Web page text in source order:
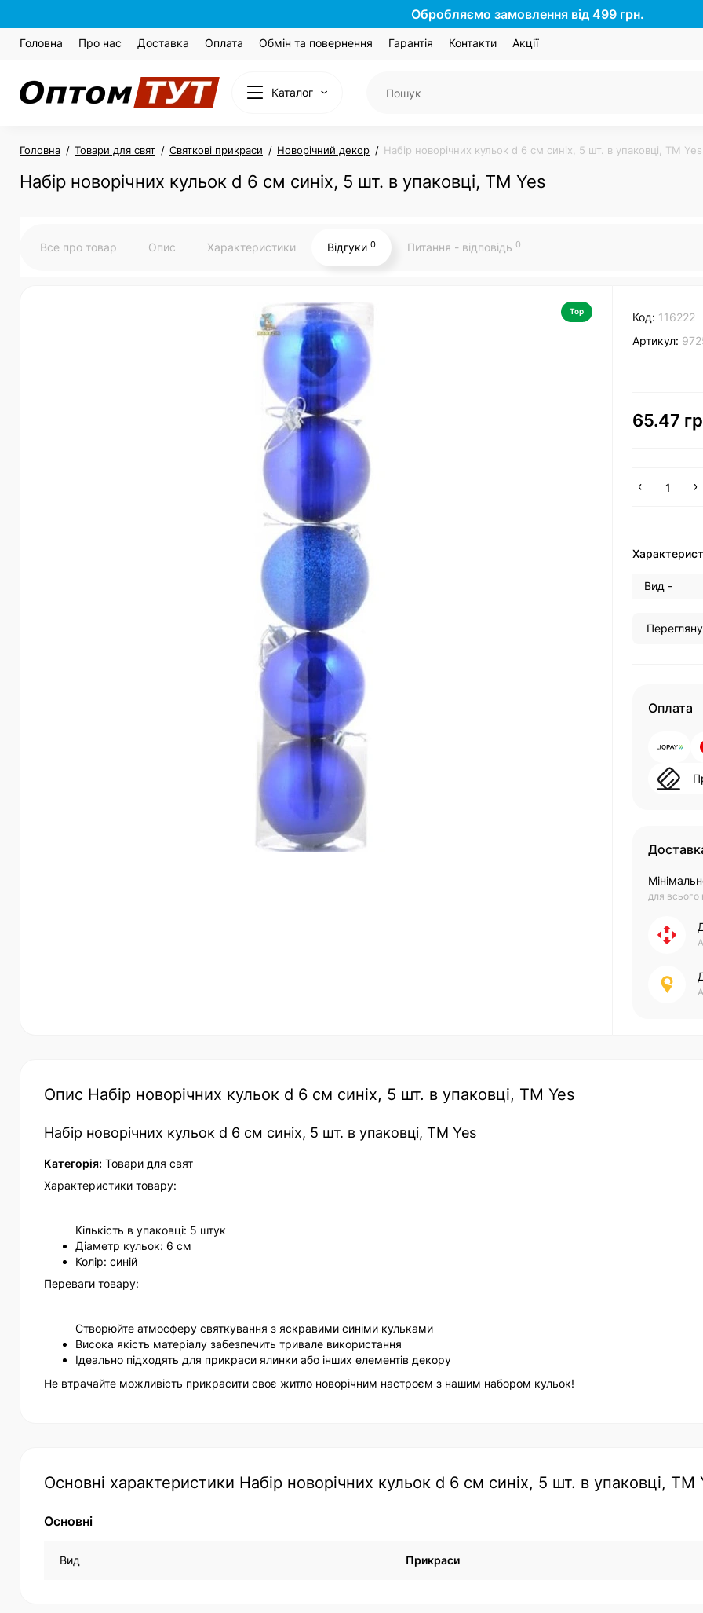
Обробляємо замовлення від 499 грн.
Головна Про нас Доставка Оплата Обмін та повернення Гарантія Контакти Акції
Каталог
Головна Товари для свят Святкові прикраси Новорічний декор Набір новорічних кульок d 6 cм синіх, 5 шт. в упаковці, ТМ Yes
Набір новорічних кульок d 6 cм синіх, 5 шт. в упаковці, ТМ Yes
Все про товар Опис Характеристики Відгуки 0 Питання - відповідь 0
Top Код: 116222
Артикул:
65.47
Вид -
Оплата
для всього
Опис Набір новорічних кульок d 6 cм синіх, 5 шт. в упаковці, ТМ Yes
Набір новорічних кульок d 6 cм синіх, 5 шт. в упаковці, ТМ Yes
Категорія: Товари для свят
Характеристики товару:
Кількість в упаковці: 5 штук
Діаметр кульок: 6 см
Колір: синій
Переваги товару:
Створюйте атмосферу святкування з яскравими синіми кульками
Висока якість матеріалу забезпечить тривале використання
Ідеально підходять для прикраси ялинки або інших елементів декору
Не втрачайте можливість прикрасити своє житло новорічним настроєм з нашим набором кульок!
Основні характеристики Набір новорічних кульок d 6 cм синіх, 5 шт. в упаковці, ТМ
Основні
Вид Прикраси